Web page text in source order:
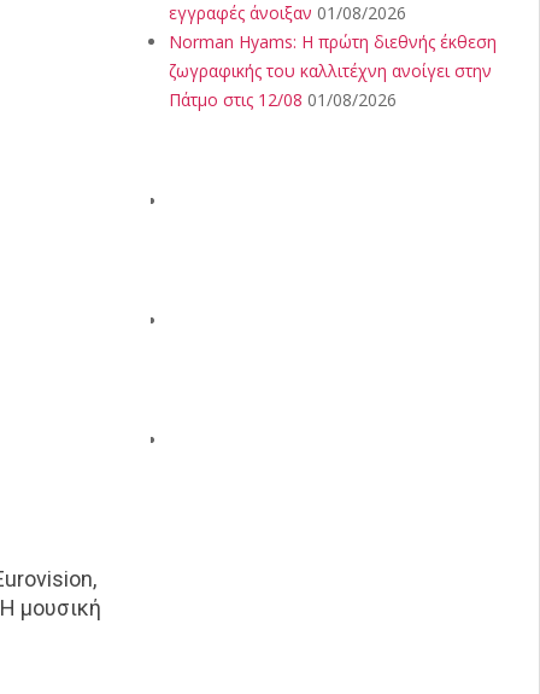
μουσική
εγγραφές άνοιξαν 01/08/2026
Norman Hyams: Η πρώτη διεθνής έκθεση
ζωγραφικής του καλλιτέχνη ανοίγει στην
Πάτμο στις 12/08 01/08/2026